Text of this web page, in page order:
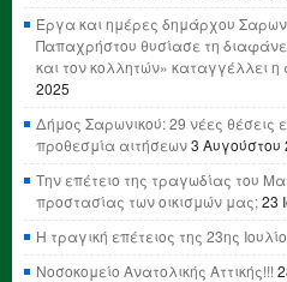
Έργα και ημέρες δημάρχου
Παπαχρήστου θυσίασε τη
και τον κολλητών» καταγγέλλει η
2025
Δήμος Σαρωνικού: 29 νέες θέσεις
προθεσμία αιτήσεων3 Αυγούστου
Την επέτειο της τραγωδίας του
προστασίας των οικισμών μας;23
Η τραγική επέτειος της 23ης
Νοσοκομείο Ανατολικής Αττικής!!!